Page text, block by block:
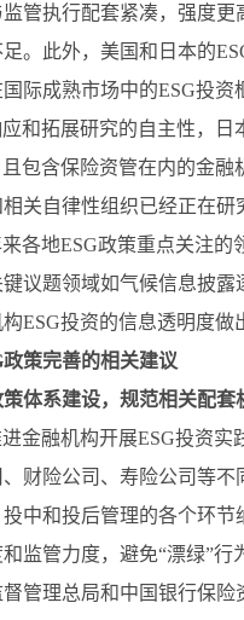
管执行配套紧凑，强度
。此外，美国和日本的
际成熟市场中的ESG投
和拓展研究的自主性，
包含保险资管在内的金
关自律性组织已经正在
各地ESG政策重点关注
议题领域如气候信息披
ESG投资的信息透明度做
策完善的相关建议
策体系建设，规范相关配套
金融机构开展ESG投资
财险公司、寿险公司等
中和投后管理的各个环
监管力度，避免“漂绿”行
管理总局和中国银行保